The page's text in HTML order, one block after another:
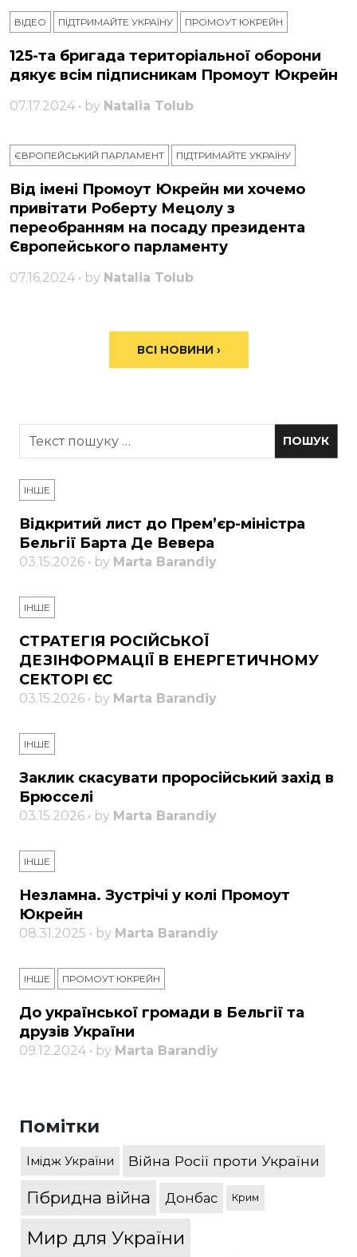
ВІДЕО ПІДТРИМАЙТЕ УКРАЇНУ ПРОМОУТ ЮКРЕЙН
125-та бригада територіальної оборони
дякує всім підписникам Промоут Юкрейн
07.17.2024 • by Natalia Tolub
ЄВРОПЕЙСЬКИЙ ПАРЛАМЕНТ ПІДТРИМАЙТЕ УКРАЇНУ
Від імені Промоут Юкрейн ми хочемо
привітати Роберту Мецолу з
переобранням на посаду президента
Європейського парламенту
07.16.2024 • by Natalia Tolub
ВСІ НОВИНИ ›
ІНШЕ
Відкритий лист до Прем’єр-міністра
Бельгії Барта Де Вевера
03.15.2026 • by Marta Barandiy
ІНШЕ
СТРАТЕГІЯ РОСІЙСЬКОЇ
ДЕЗІНФОРМАЦІЇ В ЕНЕРГЕТИЧНОМУ
СЕКТОРІ ЄС
03.15.2026 • by Marta Barandiy
ІНШЕ
Заклик скасувати проросійський захід в
Брюсселі
03.15.2026 • by Marta Barandiy
ІНШЕ
Незламна. Зустрічі у колі Промоут
Юкрейн
08.31.2025 • by Marta Barandiy
ІНШЕ ПРОМОУТ ЮКРЕЙН
До української громади в Бельгії та
друзів України
09.12.2024 • by Marta Barandiy
Помітки
Імідж України Війна Росії проти України
Гібридна війна Донбас Крим
Мир для України